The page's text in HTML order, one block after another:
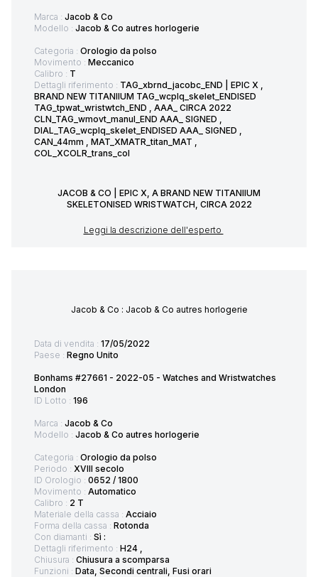
Marca : Jacob & Co
Modello : Jacob & Co autres horlogerie
Categoria : Orologio da polso
Movimento : Meccanico
Calibro : T
Dettagli riferimento : TAG_xbrnd_jacobc_END | EPIC X ,
BRAND NEW TITANIIUM TAG_wcplq_skelet_ENDISED
TAG_tpwat_wristwtch_END , AAA_ CIRCA 2022
CLN_TAG_wmovt_manul_END AAA_ SIGNED ,
DIAL_TAG_wcplq_skelet_ENDISED AAA_ SIGNED ,
CAN_44mm , MAT_XMATR_titan_MAT ,
COL_XCOLR_trans_col
JACOB & CO | EPIC X, A BRAND NEW TITANIIUM
SKELETONISED WRISTWATCH, CIRCA 2022
Leggi la descrizione dell'esperto
Jacob & Co : Jacob & Co autres horlogerie
Data di vendita : 17/05/2022
Paese : Regno Unito
Bonhams #27661 - 2022-05 - Watches and Wristwatches
London
ID Lotto : 196
Marca : Jacob & Co
Modello : Jacob & Co autres horlogerie
Categoria : Orologio da polso
Periodo : XVIII secolo
ID Orologio : 0652 / 1800
Movimento : Automatico
Calibro : 2 T
Materiale della cassa : Acciaio
Forma della cassa : Rotonda
Con diamanti : Sì :
Dettagli riferimento : H24 ,
Chiusura : Chiusura a scomparsa
Funzioni : Data, Secondi centrali, Fusi orari